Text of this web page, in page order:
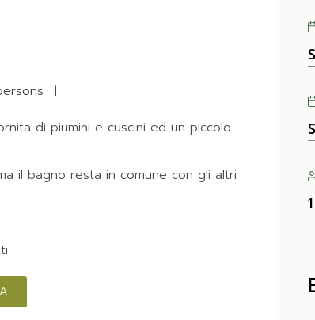
di piumini e cuscini ed un piccolo
il bagno resta in comune con gli altri